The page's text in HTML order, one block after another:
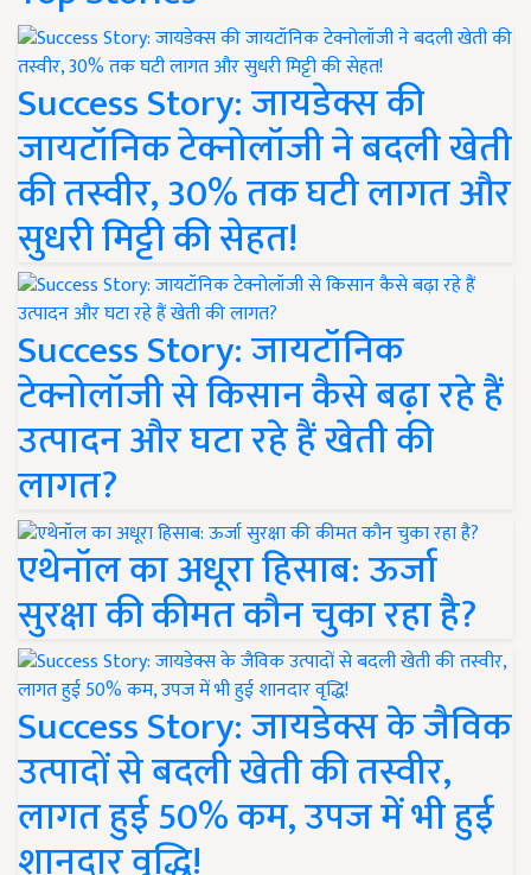
Success Story: जायडेक्स की
जायटॉनिक टेक्नोलॉजी ने बदली खेती
की तस्वीर, 30% तक घटी लागत और
सुधरी मिट्टी की सेहत!
Success Story: जायटॉनिक
टेक्नोलॉजी से किसान कैसे बढ़ा रहे हैं
उत्पादन और घटा रहे हैं खेती की
लागत?
एथेनॉल का अधूरा हिसाब: ऊर्जा
सुरक्षा की कीमत कौन चुका रहा है?
Success Story: जायडेक्स के जैविक
उत्पादों से बदली खेती की तस्वीर,
लागत हुई 50% कम, उपज में भी हुई
शानदार वृद्धि!